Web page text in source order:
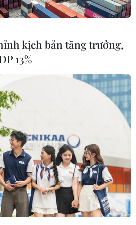
cứu 149 con tin từ
nhận rằng họ đã giải cứu 149
Boko Haram trong một chiến
Đông Bắc nước này.
MỤC
kịch bản tăng trưởng,
13%